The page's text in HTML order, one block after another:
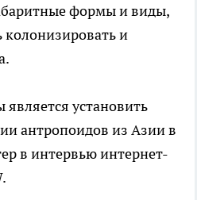
формы и виды,
колонизировать и
установить
антропоидов из Азии в
в интервью интернет-